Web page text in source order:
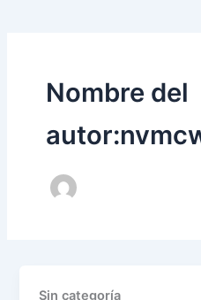
Nombre del
Sin categoría